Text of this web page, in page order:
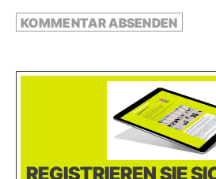
REGISTRIEREN SIE